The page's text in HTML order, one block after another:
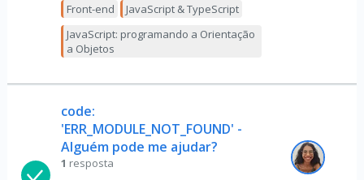
Front-end
JavaScript & TypeScript
JavaScript: programando a Orientação
a Objetos
code:
'ERR_MODULE_NOT_FOUND' -
Alguém pode me ajudar?
1 resposta